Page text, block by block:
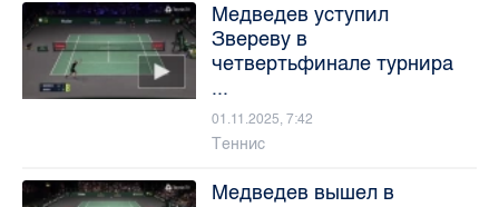
Медведев уступил
Звереву в
четвертьфинале турнира
...
01.11.2025, 7:42
Теннис
Медведев вышел в